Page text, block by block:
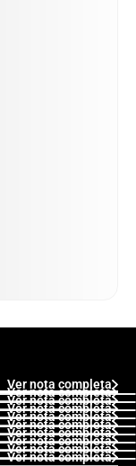
Ver nota completa
Ver nota completa
Ver nota completa
Ver nota completa
Ver nota completa
Ver nota completa
Ver nota completa
Ver nota completa
Ver nota completa
Ver nota completa